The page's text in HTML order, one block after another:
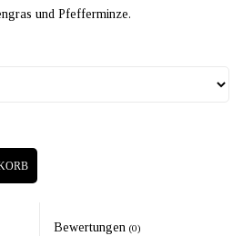
und Pfefferminze.
Bewertungen (0)